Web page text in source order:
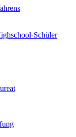
Schüler